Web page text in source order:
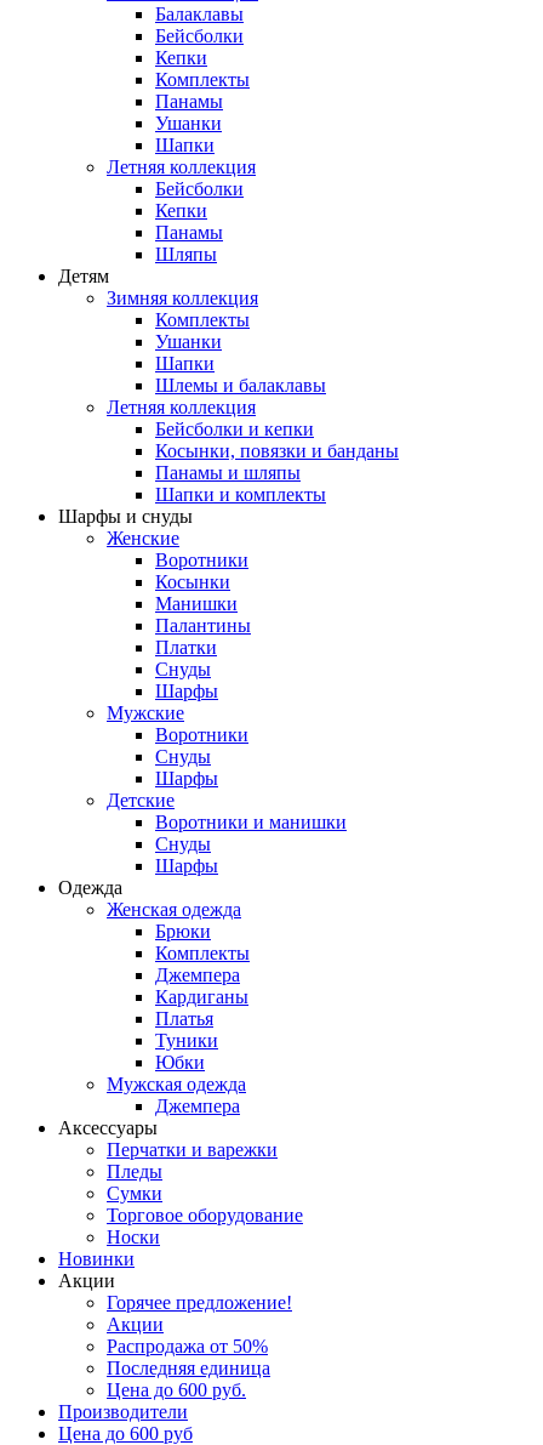
Балаклавы
Бейсболки
Кепки
Комплекты
Панамы
Ушанки
Шапки
Летняя коллекция
Бейсболки
Кепки
Панамы
Шляпы
Детям
Зимняя коллекция
Комплекты
Ушанки
Шапки
Шлемы и балаклавы
Летняя коллекция
Бейсболки и кепки
Косынки, повязки и банданы
Панамы и шляпы
Шапки и комплекты
Шарфы и снуды
Женские
Воротники
Косынки
Манишки
Палантины
Платки
Снуды
Шарфы
Мужские
Воротники
Снуды
Шарфы
Детские
Воротники и манишки
Снуды
Шарфы
Одежда
Женская одежда
Брюки
Комплекты
Джемпера
Кардиганы
Платья
Туники
Юбки
Мужская одежда
Джемпера
Аксессуары
Перчатки и варежки
Пледы
Сумки
Торговое оборудование
Носки
Новинки
Акции
Горячее предложение!
Акции
Распродажа от 50%
Последняя единица
Цена до 600 руб.
Производители
Цена до 600 руб